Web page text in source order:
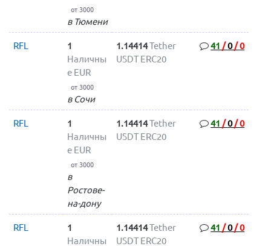
от 3000
в Тюмени
RFL
1
Наличны
е EUR
от 3000
в Сочи
1.14414Tether
USDT ERC20
41 /0/0
RFL
1
Наличны
е EUR
от 3000
в
Ростове-
на-дону
1.14414Tether
USDT ERC20
41 /0/0
RFL
1
Наличны
1.14414Tether
USDT ERC20
41 /0/0